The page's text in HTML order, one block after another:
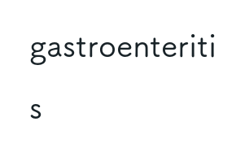
gastroenteriti
s